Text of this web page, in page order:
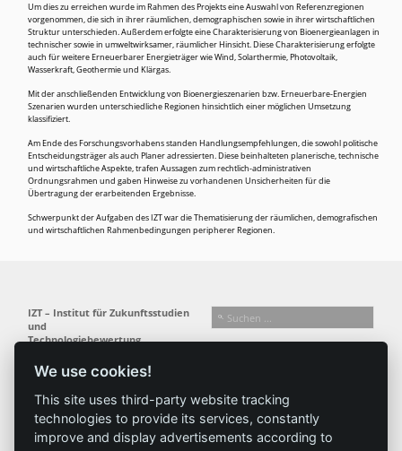
Um dies zu erreichen wurde im Rahmen des Projekts eine Auswahl von Referenzregionen
vorgenommen, die sich in ihrer räumlichen, demographischen sowie in ihrer wirtschaftlichen
Struktur unterschieden. Außerdem erfolgte eine Charakterisierung von Bioenergieanlagen in
technischer sowie in umweltwirksamer, räumlicher Hinsicht. Diese Charakterisierung erfolgte
auch für weitere Erneuerbarer Energieträger wie Wind, Solarthermie, Photovoltaik,
Wasserkraft, Geothermie und Klärgas.
Mit der anschließenden Entwicklung von Bioenergieszenarien bzw. Erneuerbare-Energien
Szenarien wurden unterschiedliche Regionen hinsichtlich einer möglichen Umsetzung
klassifiziert.
Am Ende des Forschungsvorhabens standen Handlungsempfehlungen, die sowohl politische
Entscheidungsträger als auch Planer adressierten. Diese beinhalteten planerische, technische
und wirtschaftliche Aspekte, trafen Aussagen zum rechtlich-administrativen
Ordnungsrahmen und gaben Hinweise zu vorhandenen Unsicherheiten für die
Übertragung der erarbeitenden Ergebnisse.
Schwerpunkt der Aufgaben des IZT war die Thematisierung der räumlichen, demografischen
und wirtschaftlichen Rahmenbedingungen peripherer Regionen.
We use cookies!
This site uses third-party website tracking
technologies to provide its services, constantly
improve and display advertisements according to
IZT – Institut für Zukunftsstudien
und
Technologiebewertung
Busseallee 1 · 14163 Berlin
info@izt.de| www.izt.de